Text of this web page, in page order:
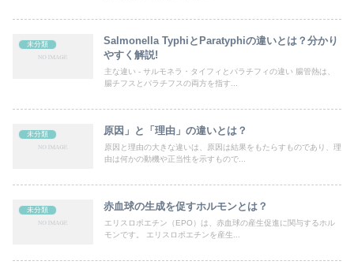
未分類
Salmonella TyphiとParatyphiの違いとは？分かり
やすく解説!
主な違い - サルモネラ・タイフィとパラチフィの違い 腸管熱は、
腸チフスとパラチフスの両方を指す...
未分類 原因」と「理由」の違いとは？
原因と理由の大きな違いは、原因は結果をもたらすものであり、理
由は何かの動機や正当性を示すもので...
未分類 赤血球の生成を促すホルモンとは？
エリスロポエチン（EPO）は、赤血球の産生促進に関与するホル
モンです。 エリスロポエチンを産生...